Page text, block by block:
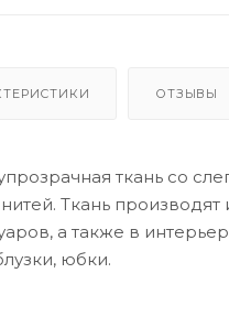
ОТЗЫВЫ
ткань со
Ткань производят
а также в
юбки.